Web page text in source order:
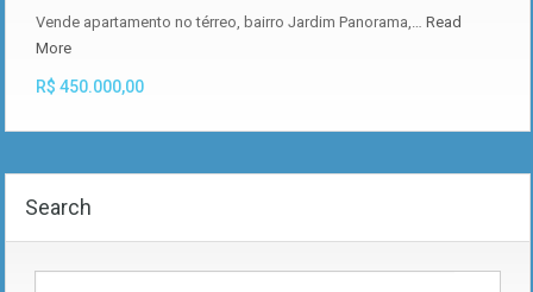
Vende apartamento no térreo, bairro Jardim Panorama,… Read
More
R$ 450.000,00
Search